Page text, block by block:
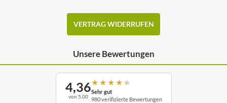
VERTRAG WIDERRUFEN
Unsere Bewertungen
4,36
von 5,00
★ ★ ★ ★ ★
Sehr gut
980 verifizierte Bewertungen